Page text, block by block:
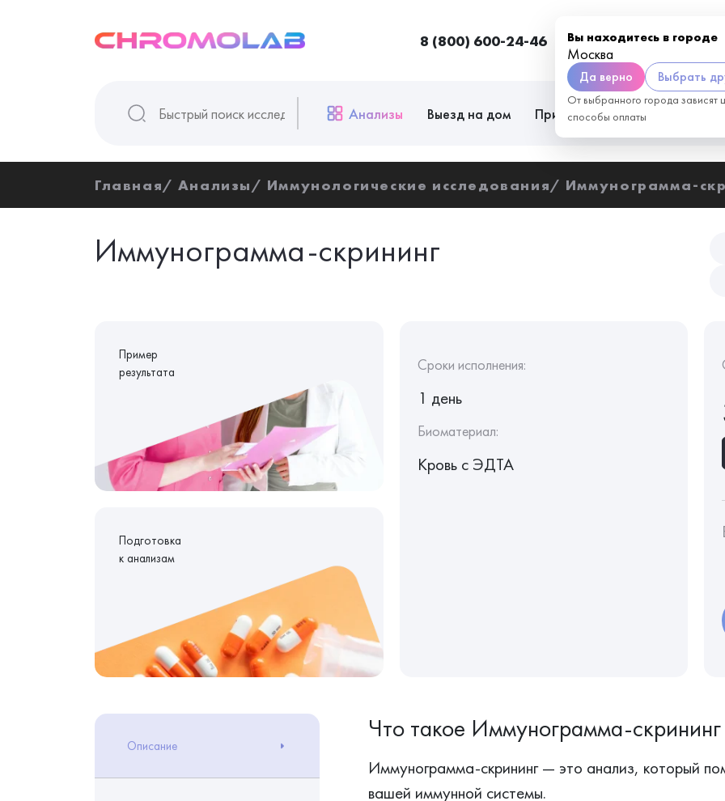
8 (800) 600-24-46 Вы находитесь в городе
Москва
Да верно Выбрать
От выбранного города зависят
способы оплаты
Москва
Анализы Выезд на дом Приём врачей
Главная Анализы Иммунологические исследования Иммунограмма-
Иммунограмма-скрининг
Пример
результата
Подготовка
к анализам
Сроки исполнения:
1 день
Биоматериал:
Кровь c ЭДТА
Описание
Что такое Иммунограмма-скрининг
Иммунограмма-скрининг — это анализ, который
вашей иммунной системы.